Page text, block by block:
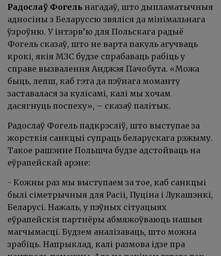
Радослаў Фогель нагадаў, што дыпламатычныя
адносіны з Беларуссю звяліся да мінімальнага
ўзроўню. У інтэрв’ю для Польскага радыё
Фогель сказаў, што не варта пакуль агучваць
крокі, якія МЗС будзе спрабаваць рабіць у
справе вызвалення Анджэя Пачобута. «Можа
быць, лепш, каб гэта да пэўнага моманту
заставалася за кулісамі, калі мы хочам
дасягнуць поспеху», – сказаў палітык.
Радослаў Фогель падкрэсліў, што выступае за
жорсткія санкцыі супраць беларускага рэжыму.
Такое рашэнне Польшча будзе адстойваць на
еўрапейскай арэне:
- Кожны раз мы выступаем за тое, каб санкцыі
былі сіметрычныя для Расіі, Пуціна і Лукашэнкі,
Беларусі. Нажаль, у пэўных сітуацыях
еўрапейскія партнёры абмяжоўваюць нашыя
магчымасці. Будзем аналізаваць, што можна
зрабіць. Напрыклад, калі размова ідзе пра